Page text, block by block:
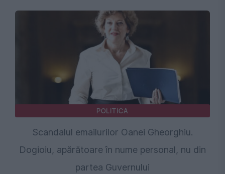
POLITICA
Scandalul emailurilor Oanei Gheorghiu.
Dogioiu, apărătoare în nume personal, nu din
partea Guvernului